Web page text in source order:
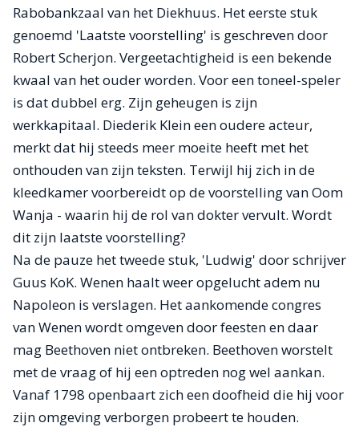
Rabobankzaal van het Diekhuus. Het eerste stuk
genoemd 'Laatste voorstelling' is geschreven door
Robert Scherjon. Vergeetachtigheid is een bekende
kwaal van het ouder worden. Voor een toneel-speler
is dat dubbel erg. Zijn geheugen is zijn
werkkapitaal. Diederik Klein een oudere acteur,
merkt dat hij steeds meer moeite heeft met het
onthouden van zijn teksten. Terwijl hij zich in de
kleedkamer voorbereidt op de voorstelling van Oom
Wanja - waarin hij de rol van dokter vervult. Wordt
dit zijn laatste voorstelling?
Na de pauze het tweede stuk, 'Ludwig' door schrijver
Guus KoK. Wenen haalt weer opgelucht adem nu
Napoleon is verslagen. Het aankomende congres
van Wenen wordt omgeven door feesten en daar
mag Beethoven niet ontbreken. Beethoven worstelt
met de vraag of hij een optreden nog wel aankan.
Vanaf 1798 openbaart zich een doofheid die hij voor
zijn omgeving verborgen probeert te houden.